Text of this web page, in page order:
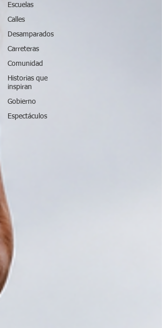
Escuelas
Calles
Desamparados
Carreteras
Comunidad
Historias que
inspiran
Gobierno
Espectáculos